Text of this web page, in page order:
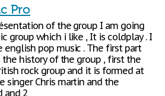
Pro
of the group I am going
group which i like , It is coldplay . I
pop music . The first part
history of the group , first the
rock group and it is formed at
singer Chris martin and the
and 2